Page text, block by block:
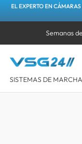
EL EXPERTO EN
Semanas
SISTEMAS DE